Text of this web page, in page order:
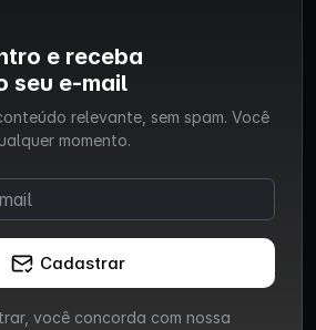
e receba
seu e-mail
relevante, sem spam. Você
momento.
Cadastrar
você concorda com nossa